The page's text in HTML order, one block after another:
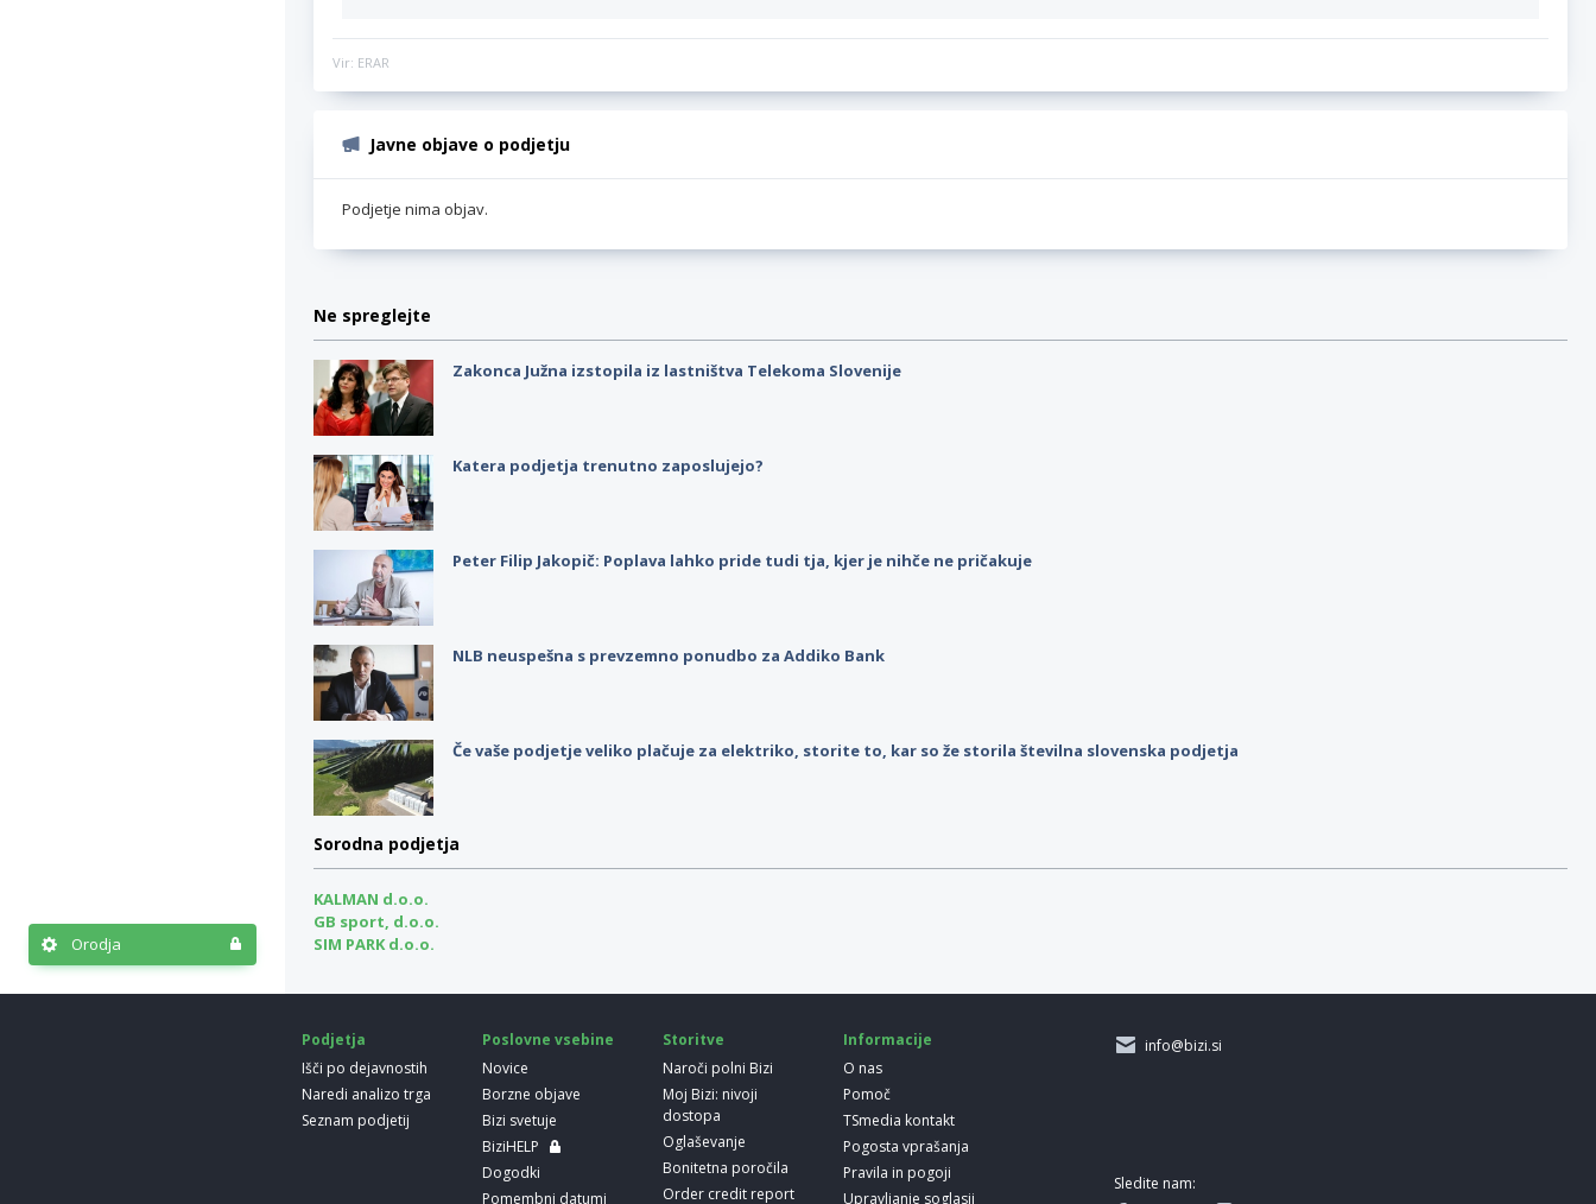
Orodja
Vir: ERAR
Javne objave o podjetju
Podjetje nima objav.
Ne spreglejte
Zakonca Južna izstopila iz lastništva Telekoma Slovenije
Katera podjetja trenutno zaposlujejo?
Peter Filip Jakopič: Poplava lahko pride tudi tja, kjer je nihče ne pričakuje
NLB neuspešna s prevzemno ponudbo za Addiko Bank
Če vaše podjetje veliko plačuje za elektriko, storite to, kar so že storila številna slovenska podjetja
Sorodna podjetja
KALMAN d.o.o.
GB sport, d.o.o.
SIM PARK d.o.o.
Podjetja
Išči po dejavnostih
Naredi analizo trga
Seznam podjetij
Poslovne vsebine
Novice
Borzne objave
Bizi svetuje
BiziHELP
Dogodki
Pomembni datumi
Storitve
Naroči polni Bizi
Moj Bizi: nivoji
dostopa
Oglaševanje
Bonitetna poročila
Order credit report
Informacije
O nas
Pomoč
TSmedia kontakt
Pogosta vprašanja
Pravila in pogoji
Upravljanje soglasij
info@bizi.si
Sledite nam: